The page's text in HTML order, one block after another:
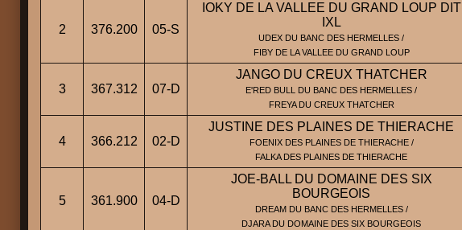
2 376.200 05-S
IOKY DE LA VALLEE DU GRAND LOUP DIT
IXL
UDEX DU BANC DES HERMELLES /
FIBY DE LA VALLEE DU GRAND LOUP
3 367.312 07-D
JANGO DU CREUX THATCHER
E'RED BULL DU BANC DES HERMELLES /
FREYA DU CREUX THATCHER
4 366.212 02-D
JUSTINE DES PLAINES DE THIERACHE
FOENIX DES PLAINES DE THIERACHE /
FALKA DES PLAINES DE THIERACHE
5 361.900 04-D
JOE-BALL DU DOMAINE DES SIX
BOURGEOIS
DREAM DU BANC DES HERMELLES /
DJARA DU DOMAINE DES SIX BOURGEOIS